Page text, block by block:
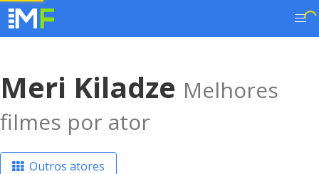
Meri Kiladze Melhores
filmes por ator
Outros atores